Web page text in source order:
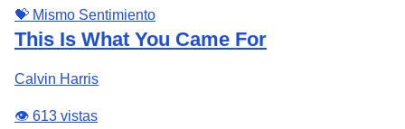
💝 Mismo Sentimiento
This Is What You Came For
Calvin Harris
👁️ 613 vistas